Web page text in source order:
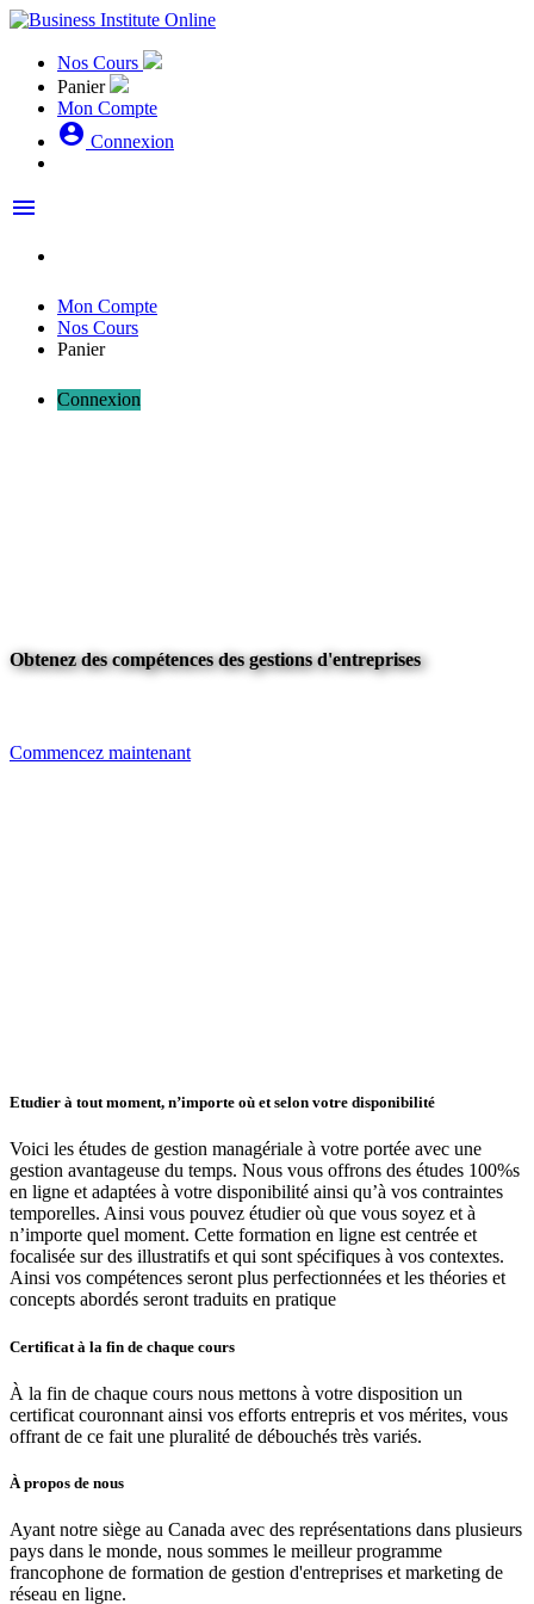
Nos Cours
Panier
Mon Compte
account_circle Connexion
menu
Mon Compte
Nos Cours
Panier
Connexion
Obtenez des compétences des gestions d'entreprises
Commencez maintenant
Etudier à tout moment, n’importe où et selon votre disponibilité
Voici les études de gestion managériale à votre portée avec une
gestion avantageuse du temps. Nous vous offrons des études 100%s
en ligne et adaptées à votre disponibilité ainsi qu’à vos contraintes
temporelles. Ainsi vous pouvez étudier où que vous soyez et à
n’importe quel moment. Cette formation en ligne est centrée et
focalisée sur des illustratifs et qui sont spécifiques à vos contextes.
Ainsi vos compétences seront plus perfectionnées et les théories et
concepts abordés seront traduits en pratique
Certificat à la fin de chaque cours
À la fin de chaque cours nous mettons à votre disposition un
certificat couronnant ainsi vos efforts entrepris et vos mérites, vous
offrant de ce fait une pluralité de débouchés très variés.
À propos de nous
Ayant notre siège au Canada avec des représentations dans plusieurs
pays dans le monde, nous sommes le meilleur programme
francophone de formation de gestion d'entreprises et marketing de
réseau en ligne.